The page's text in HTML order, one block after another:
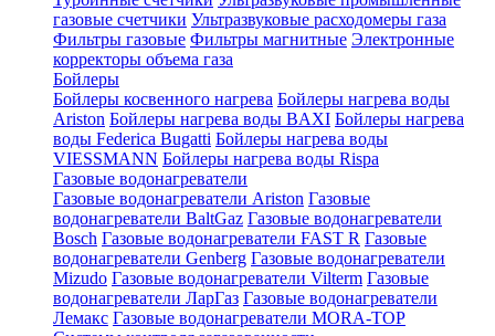
газовые счетчики Ультразвуковые расходомеры газа
Фильтры газовые Фильтры магнитные Электронные
корректоры объема газа
Бойлеры
Бойлеры косвенного нагрева Бойлеры нагрева воды
Ariston Бойлеры нагрева воды BAXI Бойлеры нагрева
воды Federica Bugatti Бойлеры нагрева воды
VIESSMANN Бойлеры нагрева воды Rispa
Газовые водонагреватели
Газовые водонагреватели Ariston Газовые
водонагреватели BaltGaz Газовые водонагреватели
Bosch Газовые водонагреватели FAST R Газовые
водонагреватели Genberg Газовые водонагреватели
Mizudo Газовые водонагреватели Vilterm Газовые
водонагреватели ЛарГаз Газовые водонагреватели
Лемакс Газовые водонагреватели MORA-TOP